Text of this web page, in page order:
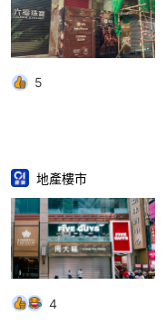
5
地產樓市
4